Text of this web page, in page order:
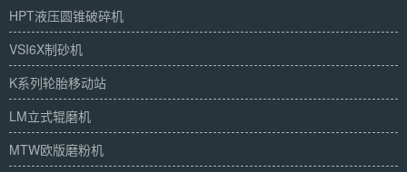
HPT液压圆锥破碎机
VSI6X制砂机
K系列轮胎移动站
LM立式辊磨机
MTW欧版磨粉机